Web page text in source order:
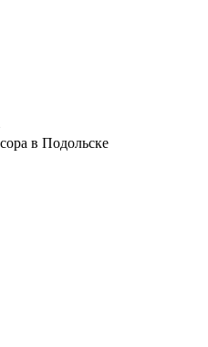
в Подольске